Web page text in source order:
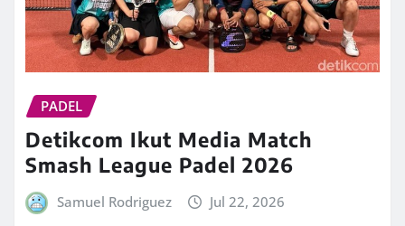
PADEL
Detikcom Ikut Media Match
Smash League Padel 2026
Samuel Rodriguez Jul 22, 2026